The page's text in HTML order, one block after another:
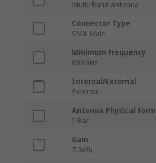
Multi-Band Antenna
Connector Type
SMA Male
Minimum Frequency
698GHz
Internal/External
External
Antenna Physical Form
I-Bar
Gain
7.3dBi